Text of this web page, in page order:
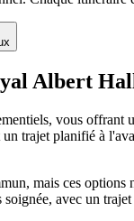
Albert
vous
trajet planifié à
mais ces
avec un